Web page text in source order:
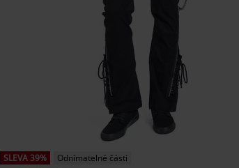
SLEVA 39%
Odnímatelné části